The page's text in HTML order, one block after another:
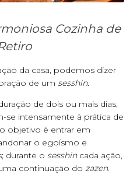
Cozinha de
da casa, podemos dizer
de um sesshin.
de dois ou mais dias,
se intensamente à prática de
objetivo é entrar em
o egoísmo e
durante o sesshincada ação,
continuação do zazen.